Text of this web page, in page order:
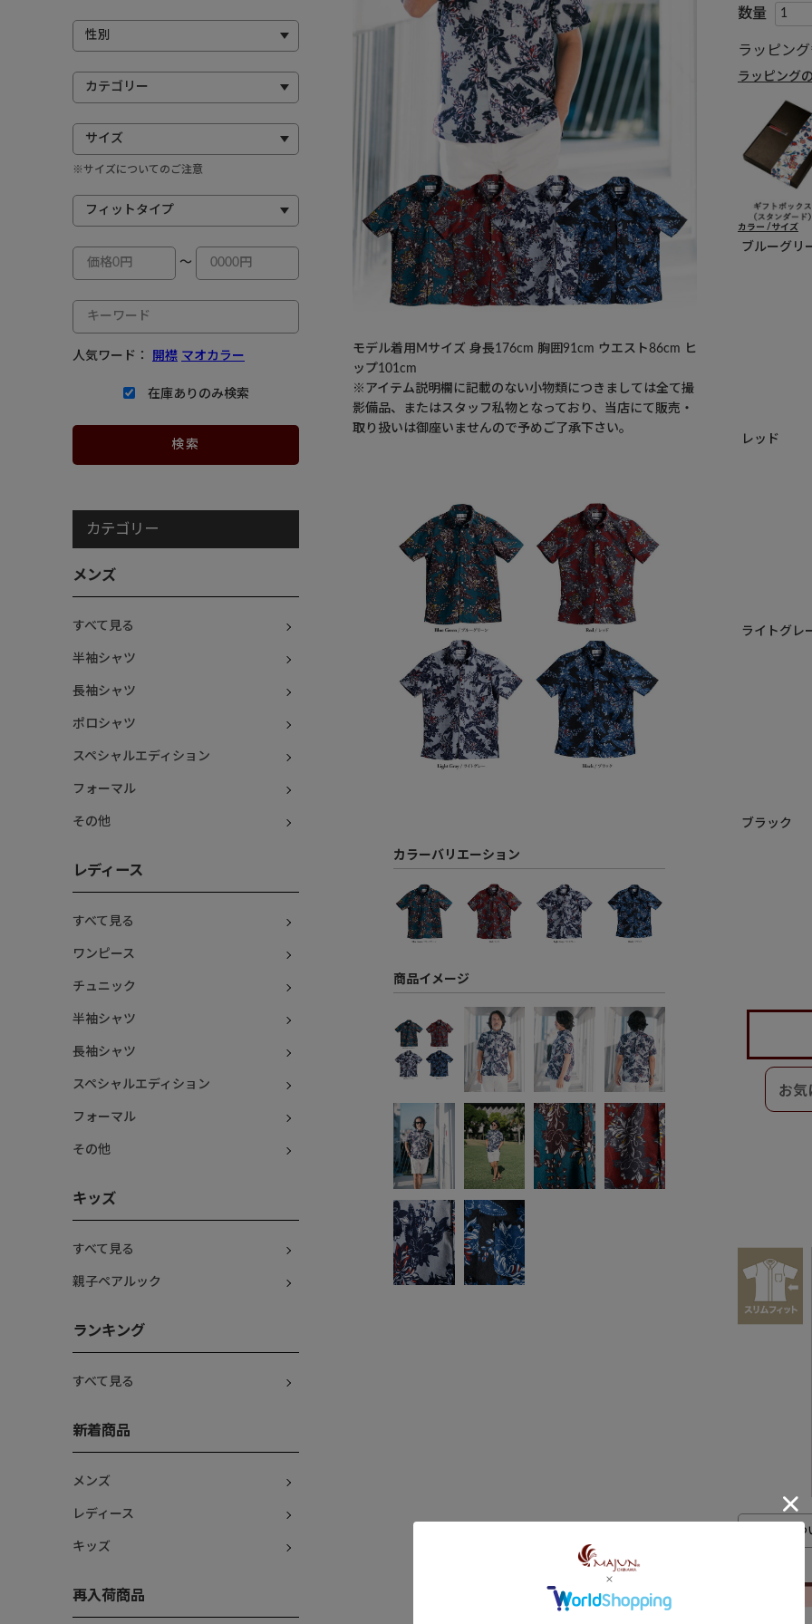
※サイズについてのご注意
～
人気ワード： 開襟 マオカラー
在庫ありのみ検索
カテゴリー
メンズ
すべて見る
半袖シャツ
長袖シャツ
ポロシャツ
スペシャルエディション
フォーマル
その他
レディース
すべて見る
ワンピース
チュニック
半袖シャツ
長袖シャツ
スペシャルエディション
フォーマル
その他
キッズ
すべて見る
親子ペアルック
ランキング
すべて見る
新着商品
メンズ
レディース
キッズ
再入荷商品
モデル着用Mサイズ 身長176cm 胸囲91cm ウエスト86cm ヒ
ップ101cm
※アイテム説明欄に記載のない小物類につきましては全て撮
影備品、またはスタッフ私物となっており、当店にて販売・
取り扱いは御座いませんので予めご了承下さい。
カラーバリエーション
商品イメージ
ラッピング
ラッピング
カラー サイズ
ブルーグリ
レッド
ライトグレ
ブラック
サイズに